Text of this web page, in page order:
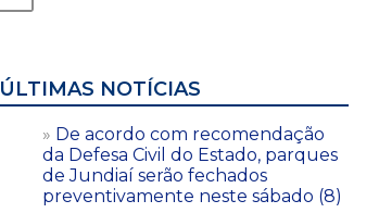
ÚLTIMAS NOTÍCIAS
De acordo com recomendação
da Defesa Civil do Estado, parques
de Jundiaí serão fechados
preventivamente neste sábado (8)